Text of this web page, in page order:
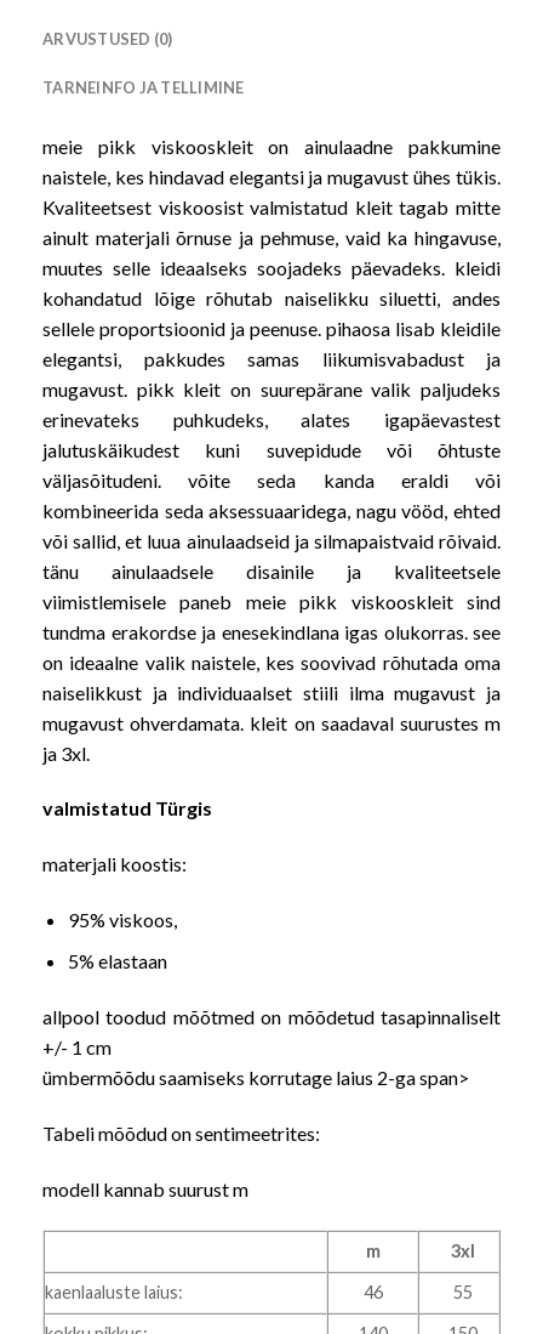
ARVUSTUSED (0)
TARNEINFO JA TELLIMINE
meie pikk viskooskleit on ainulaadne pakkumine
naistele, kes hindavad elegantsi ja mugavust ühes tükis.
Kvaliteetsest viskoosist valmistatud kleit tagab mitte
ainult materjali õrnuse ja pehmuse, vaid ka hingavuse,
muutes selle ideaalseks soojadeks päevadeks. kleidi
kohandatud lõige rõhutab naiselikku siluetti, andes
sellele proportsioonid ja peenuse. pihaosa lisab kleidile
elegantsi, pakkudes samas liikumisvabadust ja
mugavust. pikk kleit on suurepärane valik paljudeks
erinevateks puhkudeks, alates igapäevastest
jalutuskäikudest kuni suvepidude või õhtuste
väljasõitudeni. võite seda kanda eraldi või
kombineerida seda aksessuaaridega, nagu vööd, ehted
või sallid, et luua ainulaadseid ja silmapaistvaid rõivaid.
tänu ainulaadsele disainile ja kvaliteetsele
viimistlemisele paneb meie pikk viskooskleit sind
tundma erakordse ja enesekindlana igas olukorras. see
on ideaalne valik naistele, kes soovivad rõhutada oma
naiselikkust ja individuaalset stiili ilma mugavust ja
mugavust ohverdamata. kleit on saadaval suurustes m
ja 3xl.
valmistatud Türgis
materjali koostis:
95% viskoos,
5% elastaan
allpool toodud mõõtmed on mõõdetud tasapinnaliselt
+/- 1 cm
ümbermõõdu saamiseks korrutage laius 2-gaspan>
Tabeli mõõdud on sentimeetrites:
modell kannab suurust m
m
3xl
kaenlaaluste laius:
46
55